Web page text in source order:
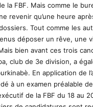
FBF. Mais comme le
revenir qu’une heure
Tout comme les
déposer un rêve, une
bien avant ces trois
club de 3e division, a
En application de
à un examen préalable
de la FBF du 18 au